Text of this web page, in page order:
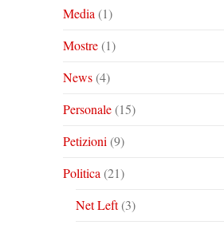
Media (1)
Mostre(1)
News(4)
Personale(15)
Petizioni (9)
Politica (21)
Net Left(3)